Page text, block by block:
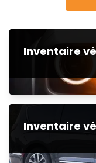
Inventaire
Inventaire